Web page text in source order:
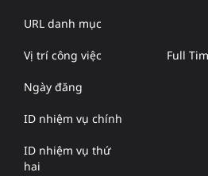
URL danh mục
Vị trí công việc Full
Ngày đăng
ID nhiệm vụ chính
ID nhiệm vụ thứ
hai